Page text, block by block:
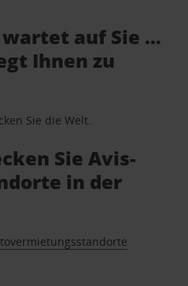
auf Sie …
Ihnen zu
Sie die Welt.
Sie Avis-
in der